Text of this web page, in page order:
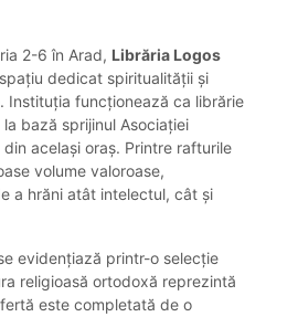
2-6 în Arad, Librăria Logos
dedicat spiritualității și
Instituția funcționează ca librărie
bază sprijinul Asociației
același oraș. Printre rafturile
volume valoroase,
a hrăni atât intelectul, cât și
evidențiază printr-o selecție
religioasă ortodoxă reprezintă
este completată de o